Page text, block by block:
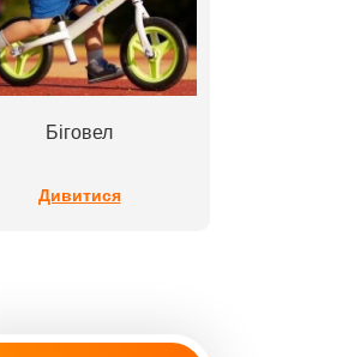
Біговел
Дивитися